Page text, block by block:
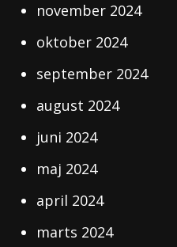
november 2024
oktober 2024
september 2024
august 2024
juni 2024
maj 2024
april 2024
marts 2024